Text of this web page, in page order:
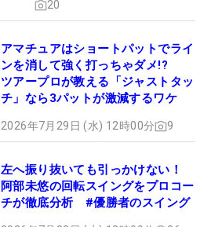
20
アマチュアはショートパットでライ
ンを消して強く打っちゃダメ!?
ツアープロが教える「ジャストタッ
チ」なら3パットが激減するワケ
2026年7月29日 (水) 12時00分 9
左へ振り抜いても引っかけない！
阿部未悠の回転スイングをプロコー
チが徹底分析 #優勝者のスイング